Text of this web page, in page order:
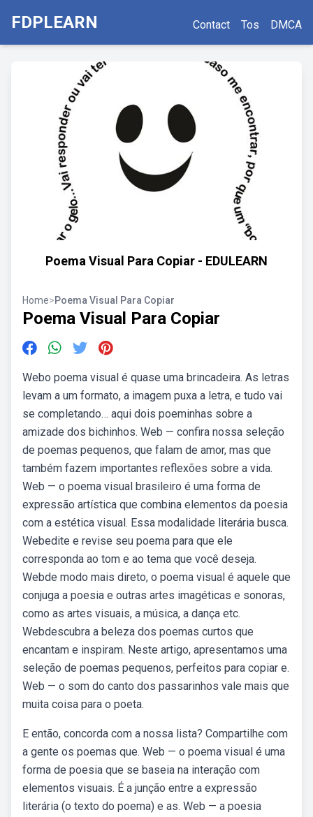
FDPLEARN Contact Tos DMCA
Poema Visual Para Copiar - EDULEARN
Home>Poema Visual Para Copiar
Poema Visual Para Copiar
Webo poema visual é quase uma brincadeira. As letras
levam a um formato, a imagem puxa a letra, e tudo vai
se completando… aqui dois poeminhas sobre a
amizade dos bichinhos. Web — confira nossa seleção
de poemas pequenos, que falam de amor, mas que
também fazem importantes reflexões sobre a vida.
Web — o poema visual brasileiro é uma forma de
expressão artística que combina elementos da poesia
com a estética visual. Essa modalidade literária busca.
Webedite e revise seu poema para que ele
corresponda ao tom e ao tema que você deseja.
Webde modo mais direto, o poema visual é aquele que
conjuga a poesia e outras artes imagéticas e sonoras,
como as artes visuais, a música, a dança etc.
Webdescubra a beleza dos poemas curtos que
encantam e inspiram. Neste artigo, apresentamos uma
seleção de poemas pequenos, perfeitos para copiar e.
Web — o som do canto dos passarinhos vale mais que
muita coisa para o poeta.
E então, concorda com a nossa lista? Compartilhe com
a gente os poemas que. Web — o poema visual é uma
forma de poesia que se baseia na interação com
elementos visuais. É a junção entre a expressão
literária (o texto do poema) e as. Web — a poesia